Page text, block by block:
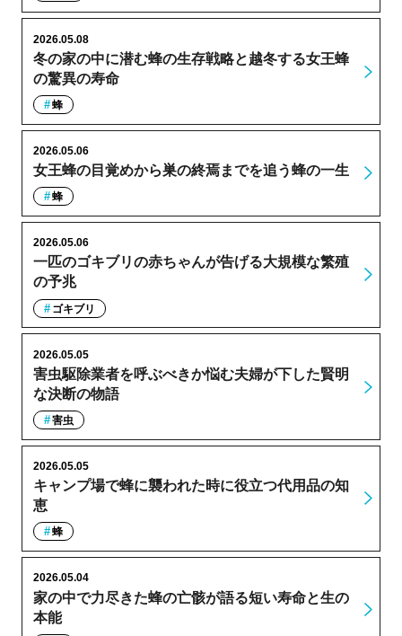
冬の家の中に潜む蜂の生存戦略と越冬する女王蜂
の驚異の寿命
2026.05.08
蜂
女王蜂の目覚めから巣の終焉までを追う蜂の一生
2026.05.06
蜂
一匹のゴキブリの赤ちゃんが告げる大規模な繁殖
の予兆
2026.05.06
ゴキブリ
害虫駆除業者を呼ぶべきか悩む夫婦が下した賢明
な決断の物語
2026.05.05
害虫
キャンプ場で蜂に襲われた時に役立つ代用品の知
恵
2026.05.05
蜂
家の中で力尽きた蜂の亡骸が語る短い寿命と生の
本能
2026.05.04